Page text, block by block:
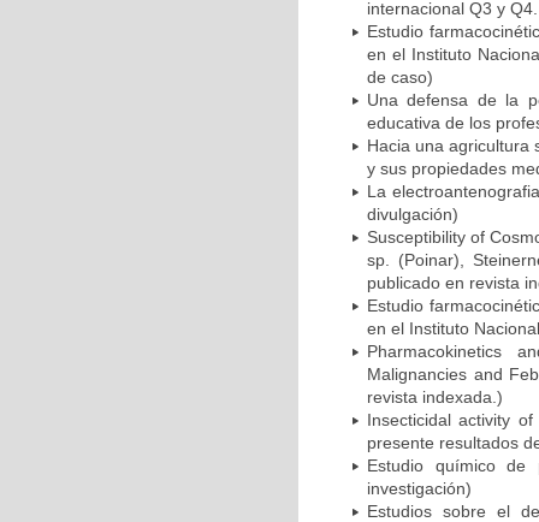
internacional Q3 y
Estudio
en el Instituto
de caso)
Una defensa de la
educativa de los
Hacia una agricultura
y sus propiedades
La
divulgación)
Susceptibility of
sp. (Poinar),
publicado en revista
Estudio
en el Instituto
Pharmacokinetics
Malignancies and
revista indexada.)
Insecticidal activity
presente resultados
Estudio químico de
investigación)
Estudios sobre el